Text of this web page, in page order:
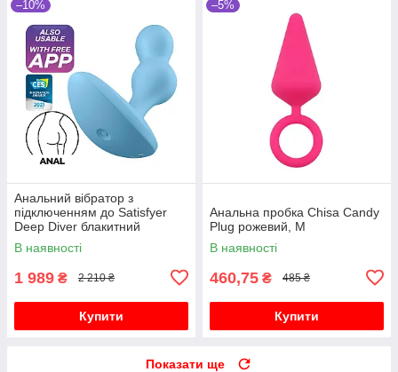
–10%
Анальний вібратор з
підключенням до Satisfyer
Deep Diver блакитний
В наявності
1 989 ₴ 2 210 ₴
Купити
–5%
Анальна пробка Chisa Candy
Plug рожевий, M
В наявності
460,75 ₴ 485 ₴
Купити
Показати ще